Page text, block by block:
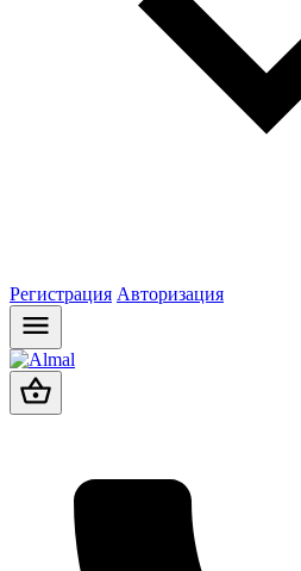
Регистрация Авторизация